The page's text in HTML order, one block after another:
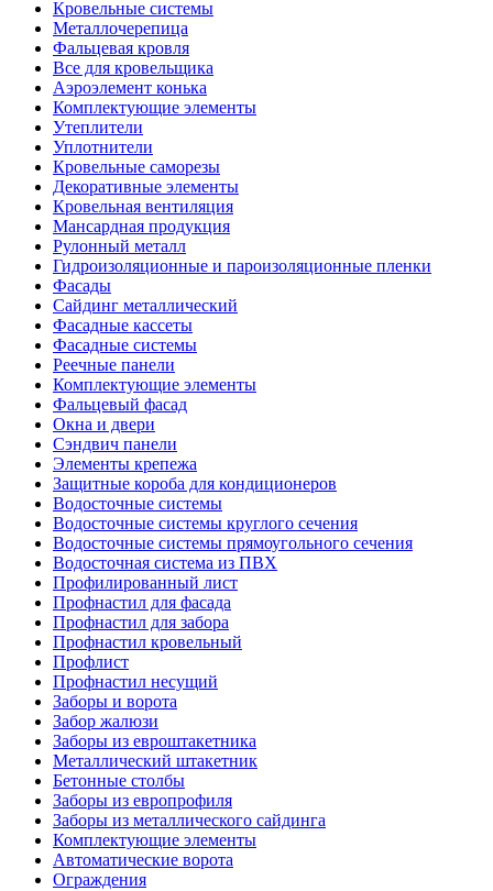
Кровельные системы
Металлочерепица
Фальцевая кровля
Все для кровельщика
Аэроэлемент конька
Комплектующие элементы
Утеплители
Уплотнители
Кровельные саморезы
Декоративные элементы
Кровельная вентиляция
Мансардная продукция
Рулонный металл
Гидроизоляционные и пароизоляционные пленки
Фасады
Сайдинг металлический
Фасадные кассеты
Фасадные системы
Реечные панели
Комплектующие элементы
Фальцевый фасад
Окна и двери
Сэндвич панели
Элементы крепежа
Защитные короба для кондиционеров
Водосточные системы
Водосточные системы круглого сечения
Водосточные системы прямоугольного сечения
Водосточная система из ПВХ
Профилированный лист
Профнастил для фасада
Профнастил для забора
Профнастил кровельный
Профлист
Профнастил несущий
Заборы и ворота
Забор жалюзи
Заборы из евроштакетника
Металлический штакетник
Бетонные столбы
Заборы из европрофиля
Заборы из металлического сайдинга
Комплектующие элементы
Автоматические ворота
Ограждения